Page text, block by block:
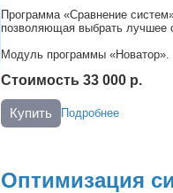
Программа «Сравнение
позволяющая выбрать лучшее
Модуль программы «Новатор».
Стоимость 33 000 р.
Купить Подробнее
Оптимизация